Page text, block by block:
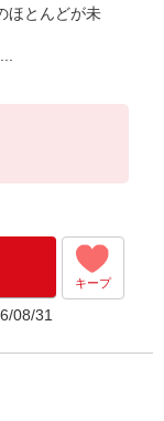
ほとんどが未
キープ
08/31